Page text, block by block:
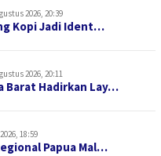
2026, 20:39
Kopi Jadi Ident…
2026, 20:11
Barat Hadirkan Lay…
18:59
Papua Mal…